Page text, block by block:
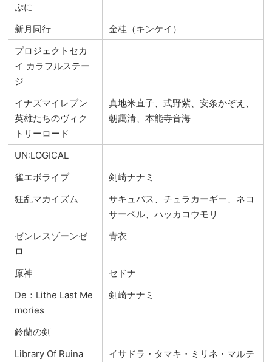
ぷに
新月同行
金桂（キンケイ）
プロジェクトセカ
イ カラフルステー
ジ
イナズマイレブン
英雄たちのヴィク
トリーロード
真地米直子、式野紫、安条かぞえ、
朝靄清、本能寺音海
UN:LOGICAL
雀エボライブ
剣崎ナナミ
狂乱マカイズム
サキュバス、チュラカーギー、ネコ
サーベル、ハッカコウモリ
ゼンレスゾーンゼ
ロ
青衣
原神
セドナ
De：Lithe Last Me
mories
剣崎ナナミ
鈴蘭の剣
Library Of Ruina
イサドラ・タマキ・ミリネ・マルテ